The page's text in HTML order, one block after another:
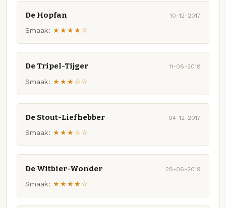
De Hopfan 10-12-2017
Smaak: ★★★★☆
De Tripel-Tijger 11-08-2018
Smaak: ★★★☆☆
De Stout-Liefhebber 04-12-2017
Smaak: ★★★☆☆
De Witbier-Wonder 28-06-2019
Smaak: ★★★★☆